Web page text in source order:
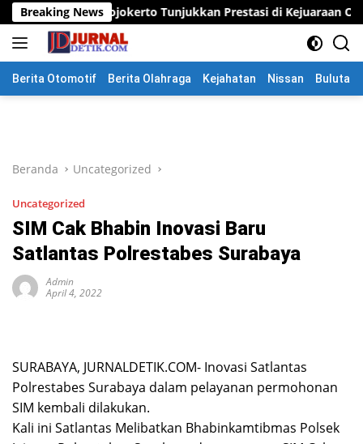
Langsung
ke
konten
Breaking News
Tunjukkan Prestasi di Kejuaraan Open Piala Wali Kota
Berita Otomotif Berita Olahraga Kejahatan Nissan
Beranda Uncategorized
Uncategorized
SIM Cak Bhabin Inovasi Baru
Satlantas Polrestabes Surabaya
Admin
April 4, 2022
SURABAYA, JURNALDETIK.COM- Inovasi Satlantas
Polrestabes Surabaya dalam pelayanan permohonan
SIM kembali dilakukan.
Kali ini Satlantas Melibatkan Bhabinkamtibmas Polsek